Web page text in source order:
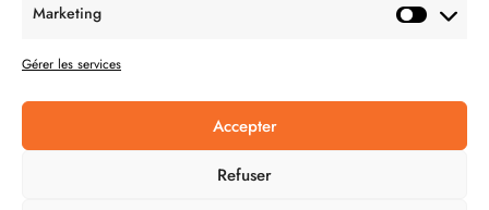
Marketing
Gérer les services
Accepter
Refuser
CONDITION GÉNÉRALES DE VENTES